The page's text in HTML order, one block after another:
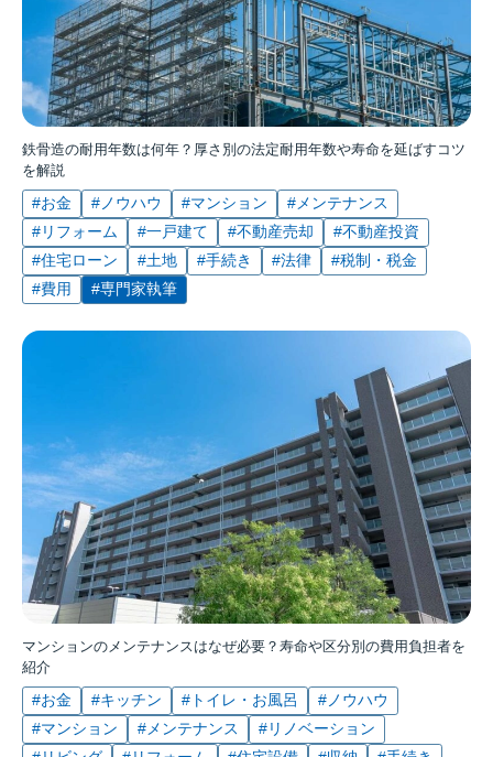
鉄骨造の耐用年数は何年？厚さ別の法定耐用年数や寿命を延ばすコツ
を解説
#お金 #ノウハウ #マンション
#メンテナンス
#リフォーム
#一戸建て #不動産売却
#不動産投資
#住宅ローン
#土地 #手続き #法律
#税制・税金
#費用
#専門家執筆
マンションのメンテナンスはなぜ必要？寿命や区分別の費用負担者を
紹介
#お金 #キッチン #トイレ・お風呂
#ノウハウ
#マンション
#メンテナンス
#リノベーション